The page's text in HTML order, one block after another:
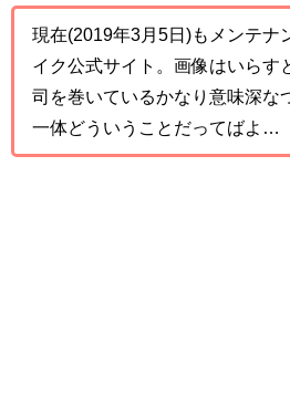
現在(2019年3月5日)もメンテナ
イク公式サイト。画像はいらす
司を巻いているかなり意味深な
一体どういうことだってばよ…